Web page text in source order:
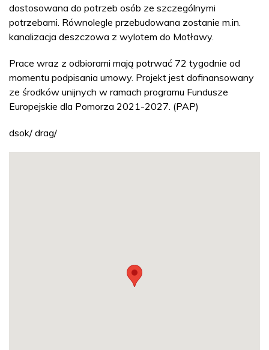
dostosowana do potrzeb osób ze szczególnymi
potrzebami. Równolegle przebudowana zostanie m.in.
kanalizacja deszczowa z wylotem do Motławy.
Prace wraz z odbiorami mają potrwać 72 tygodnie od
momentu podpisania umowy. Projekt jest dofinansowany
ze środków unijnych w ramach programu Fundusze
Europejskie dla Pomorza 2021-2027. (PAP)
dsok/ drag/